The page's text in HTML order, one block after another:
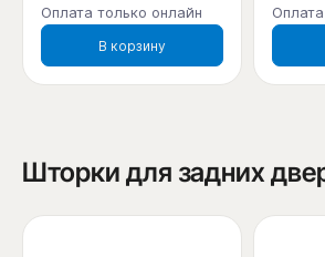
Оплата только онлайн
В корзину
Шторки для задних